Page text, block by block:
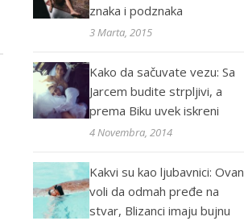
znaka i podznaka
3 Marta, 2015
Kako da sačuvate vezu: Sa
Jarcem budite strpljivi, a
prema Biku uvek iskreni
4 Novembra, 2014
Kakvi su kao ljubavnici: Ovan
voli da odmah pređe na
stvar, Blizanci imaju bujnu